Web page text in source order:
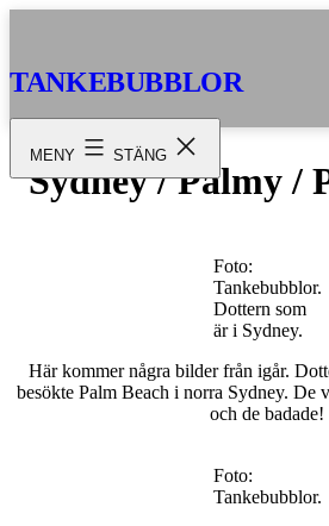
TANKEBUBBLOR
MENY STÄNG
Sydney / Palmy /
Foto:
Tankebubblor.
Dottern som
är i Sydney.
Här kommer några bilder från igår.
besökte Palm Beach i norra Sydney. De
och de badade!
Foto:
Tankebubblor.